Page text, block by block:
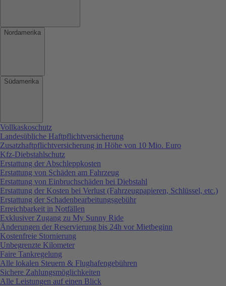
Nordamerika
Südamerika
Vollkaskoschutz
Landesübliche Haftpflichtversicherung
Zusatzhaftpflichtversicherung in Höhe von 10 Mio. Euro
Kfz-Diebstahlschutz
Erstattung der Abschleppkosten
Erstattung von Schäden am Fahrzeug
Erstattung von Einbruchschäden bei Diebstahl
Erstattung der Kosten bei Verlust (Fahrzeugpapieren, Schlüssel, etc.)
Erstattung der Schadenbearbeitungsgebühr
Erreichbarkeit in Notfällen
Exklusiver Zugang zu My Sunny Ride
Änderungen der Reservierung bis 24h vor Mietbeginn
Kostenfreie Stornierung
Unbegrenzte Kilometer
Faire Tankregelung
Alle lokalen Steuern & Flughafengebühren
Sichere Zahlungsmöglichkeiten
Alle Leistungen auf einen Blick